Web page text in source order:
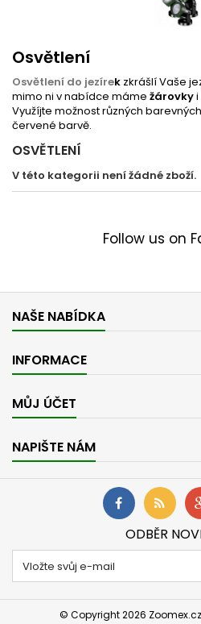
Osvětlení
Osvětlení do jezírek zkrášlí Vaše
mimo ni v nabídce máme žárovkyi
Využíjte možnost různých
červené barvě.
OSVĚTLENÍ
V této kategorii není žádné zboží.
Follow us on
NAŠE NABÍDKA
INFORMACE
© Copyright 2026
MŮJ ÚČET
NAPIŠTE NÁM
ODBĚR